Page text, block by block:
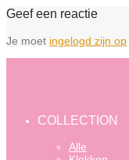
Geef een reactie
Je moet ingelogd zijn op
COLLECTION
Alle